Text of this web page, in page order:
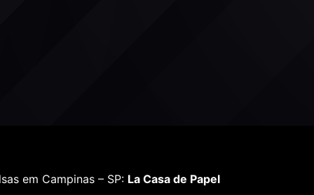
em Campinas – SP: La Casa de Papel